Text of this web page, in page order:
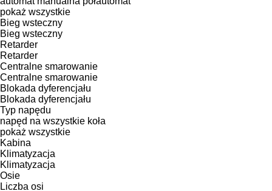
pokaż wszystkie
Bieg wsteczny
Bieg wsteczny
Retarder
Retarder
Centralne smarowanie
Centralne smarowanie
Blokada dyferencjału
Blokada dyferencjału
Typ napędu
napęd na wszystkie koła
pokaż wszystkie
Kabina
Klimatyzacja
Klimatyzacja
Osie
Liczba osi